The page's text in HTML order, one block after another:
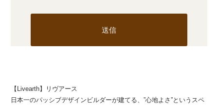
【Livearth】リヴアース
日本一のパッシブデザインビルダーが建てる、”心地よさ”というスペ